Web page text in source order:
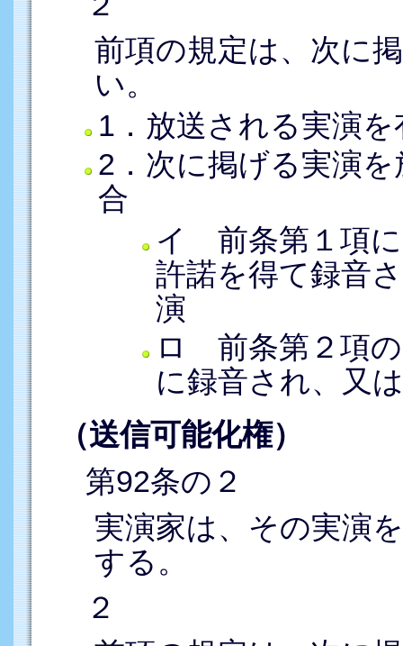
前項の規定は、次に
い。
1．放送される実演
2．次に掲げる実演
合
イ 前条第１項に
許諾を得て録音
演
ロ 前条第２項の
に録音され、又
（送信可能化権）
第92条の２
実演家は、その実演
する。
２